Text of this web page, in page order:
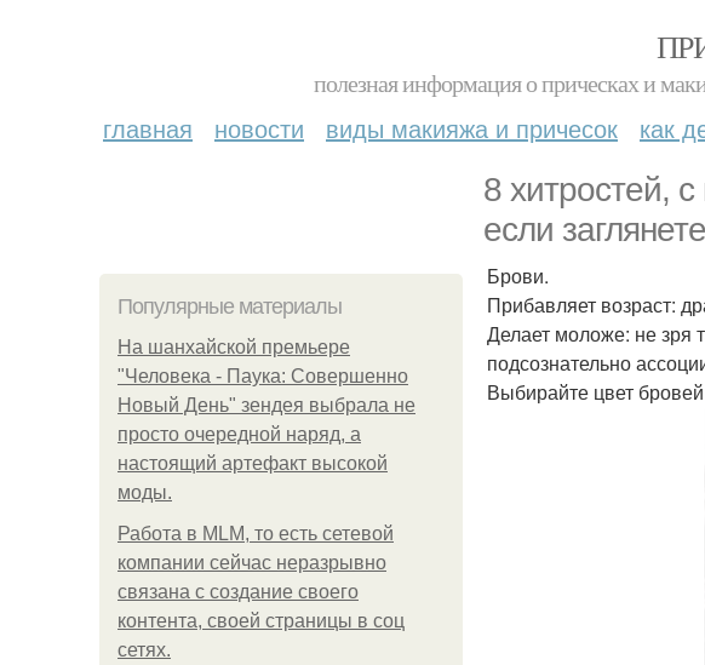
полезная информация о прическах и
главная новости виды макияжа и причесок как
8 хитростей,
если
Популярные материалы
На шанхайской премьере
"Человека - Паука: Совершенно
Новый День" зендея выбрала не
просто очередной наряд, а
настоящий артефакт высокой
моды.
Работа в MLM, то есть сетевой
компании сейчас неразрывно
связана с создание своего
контента, своей страницы в соц
сетях.
Брови.
Прибавляет возраст:
Делает моложе: не зря
подсознательно
Выбирайте цвет